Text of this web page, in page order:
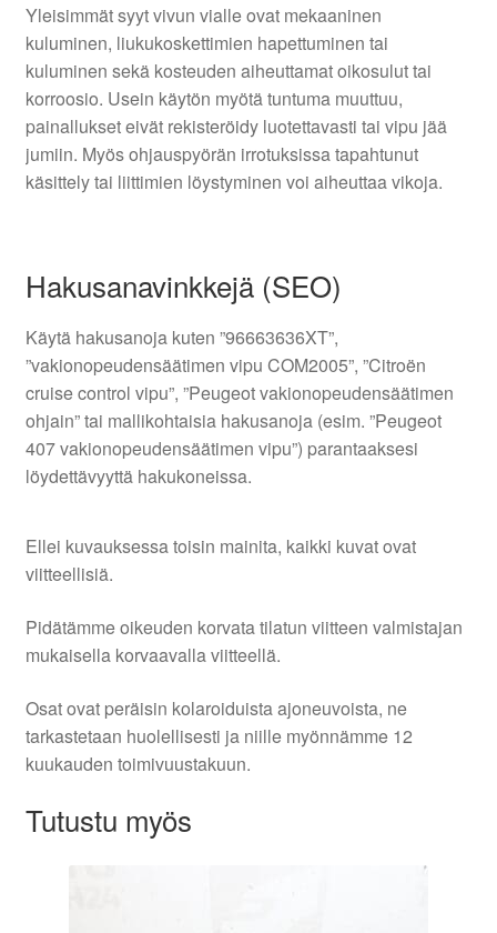
Yleisimmät syyt vivun vialle ovat mekaaninen
kuluminen, liukukoskettimien hapettuminen tai
kuluminen sekä kosteuden aiheuttamat oikosulut tai
korroosio. Usein käytön myötä tuntuma muuttuu,
painallukset eivät rekisteröidy luotettavasti tai vipu jää
jumiin. Myös ohjauspyörän irrotuksissa tapahtunut
käsittely tai liittimien löystyminen voi aiheuttaa vikoja.
Hakusanavinkkejä (SEO)
Käytä hakusanoja kuten ”96663636XT”,
”vakionopeudensäätimen vipu COM2005”, ”Citroën
cruise control vipu”, ”Peugeot vakionopeudensäätimen
ohjain” tai mallikohtaisia hakusanoja (esim. ”Peugeot
407 vakionopeudensäätimen vipu”) parantaaksesi
löydettävyyttä hakukoneissa.
Ellei kuvauksessa toisin mainita, kaikki kuvat ovat
viitteellisiä.
Pidätämme oikeuden korvata tilatun viitteen valmistajan
mukaisella korvaavalla viitteellä.
Osat ovat peräisin kolaroiduista ajoneuvoista, ne
tarkastetaan huolellisesti ja niille myönnämme 12
kuukauden toimivuustakuun.
Tutustu myös